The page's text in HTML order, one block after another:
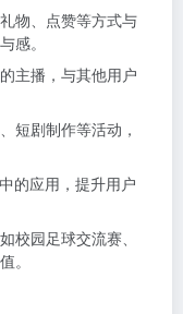
物、点赞等方式与
感。
主播，与其他用户
短剧制作等活动，
的应用，提升用户
校园足球交流赛、
。